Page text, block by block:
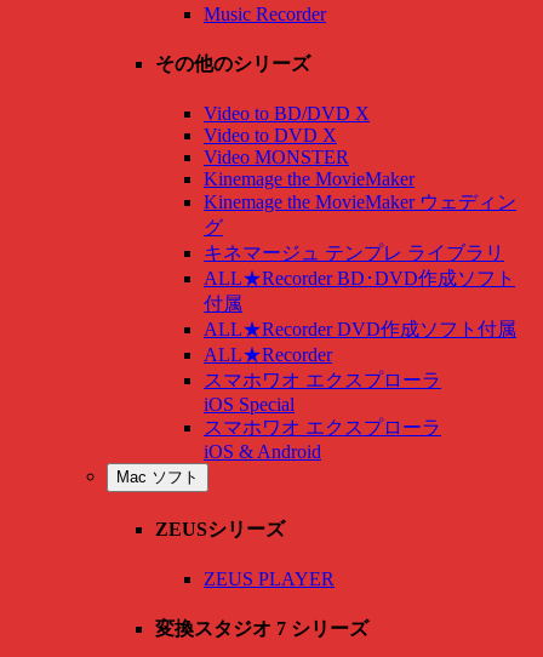
Music Recorder
その他のシリーズ
Video to BD/DVD X
Video to DVD X
Video MONSTER
Kinemage the MovieMaker
Kinemage the MovieMaker ウェディン
グ
キネマージュ テンプレ ライブラリ
ALL★Recorder BD･DVD作成ソフト
付属
ALL★Recorder DVD作成ソフト付属
ALL★Recorder
スマホワオ エクスプローラ
iOS Special
スマホワオ エクスプローラ
iOS & Android
Mac ソフト
ZEUSシリーズ
ZEUS PLAYER
変換スタジオ 7 シリーズ